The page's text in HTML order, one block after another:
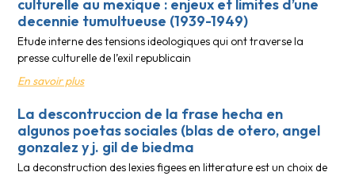
culturelle au mexique : enjeux et limites d’une
decennie tumultueuse (1939-1949)
Etude interne des tensions ideologiques qui ont traverse la
presse culturelle de l’exil republicain
En savoir plus
La descontruccion de la frase hecha en
algunos poetas sociales (blas de otero, angel
gonzalez y j. gil de biedma
La deconstruction des lexies figees en litterature est un choix de